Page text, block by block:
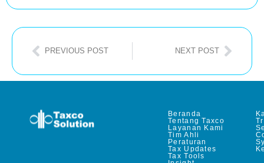
PREVIOUS POST NEXT POST
Beranda
Tentang Taxco
Layanan Kami
Tim Ahli
Peraturan
Tax Updates
Tax Tools